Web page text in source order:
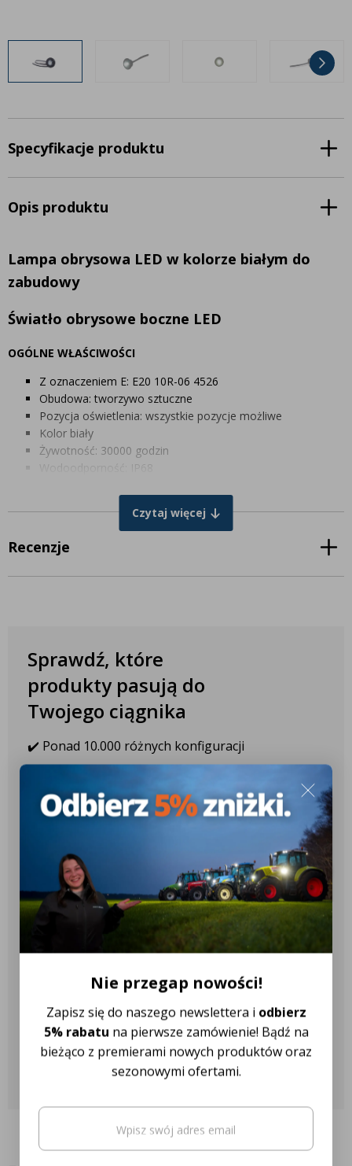
Kontakt
AgraLED Blog
info@agraled.pl
Specyfikacje produktu
Opis produktu
Lampa obrysowa LED w kolorze białym do
zabudowy
Światło obrysowe boczne LED
OGÓLNE WŁAŚCIWOŚCI
Z oznaczeniem E: E20 10R-06 4526
Obudowa: tworzywo sztuczne
Pozycja oświetlenia: wszystkie pozycje możliwe
Kolor biały
Żywotność: 30000 godzin
Wodoodporność: IP68
PARAMETRY ELEKTRYCZNE
Moc: 0,2 / 0,4W
Napięcie: 10-30V
Głębokość instalacji: 10,8 mm
Czytaj więcej
Recenzje
Sprawdź, które
produkty pasują do
Twojego ciągnika
✔️ Ponad 10.000 różnych konfiguracji
ciągników
ciągników
Nasza obsługa klienta jest do
Twojej dyspozycji!
Najczęściej zadawane pytania
Skontaktuj się z nami
Nie przegap nowości!
Zapisz się do naszego newslettera i odbierz
5% rabatu na pierwsze zamówienie! Bądź na
bieżąco z premierami nowych produktów oraz
sezonowymi ofertami.
Email
Oto Twój kod zniżkowy na